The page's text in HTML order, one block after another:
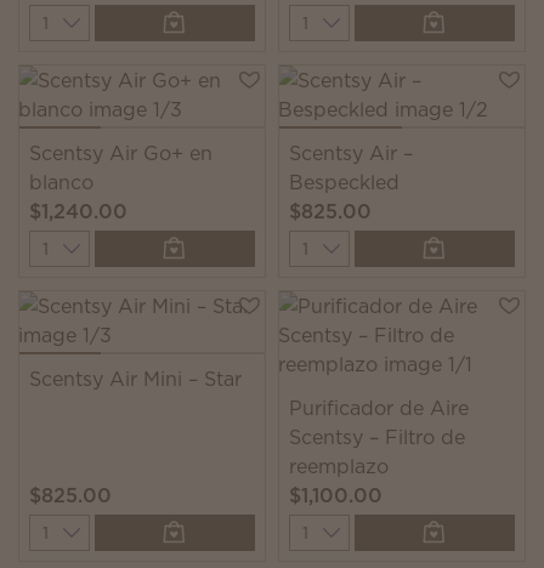
Quantity
Quantity
Scentsy Air Go+ en
blanco
$1,240.00
Quantity
Scentsy Air –
Bespeckled
$825.00
Quantity
Scentsy Air Mini – Star
$825.00
Quantity
Purificador de Aire
Scentsy – Filtro de
reemplazo
$1,100.00
Quantity